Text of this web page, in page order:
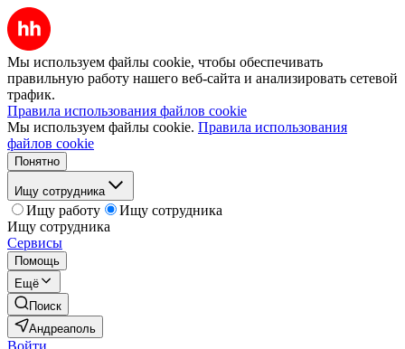
Мы используем файлы cookie, чтобы обеспечивать
правильную работу нашего веб-сайта и анализировать сетевой
трафик.
Правила использования файлов cookie
Мы используем файлы cookie. Правила использования
файлов cookie
Понятно
Ищу сотрудника
Ищу работу
Ищу сотрудника
Ищу сотрудника
Сервисы
Помощь
Ещё
Поиск
Андреаполь
Войти